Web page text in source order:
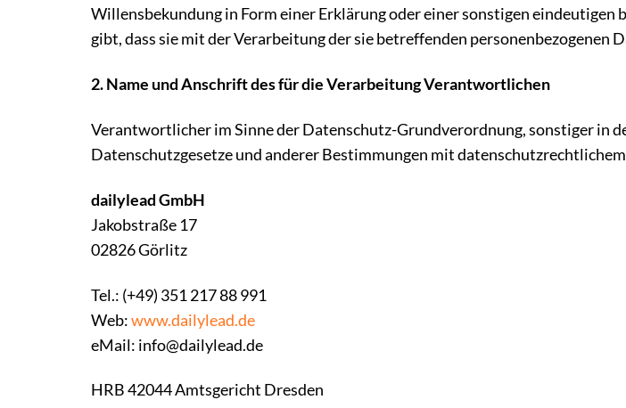
Willensbekundung in Form einer Erklärung oder einer sonstigen
gibt, dass sie mit der Verarbeitung der sie betreffenden personenbezogenen
2. Name und Anschrift des für die Verarbeitung Verantwortlichen
Verantwortlicher im Sinne der Datenschutz-Grundverordnung, sonstiger in
Datenschutzgesetze und anderer Bestimmungen mit
dailylead GmbH
Jakobstraße 17
02826 Görlitz
Tel.: (+49) 351 217 88 991
Web:www.dailylead.de
eMail: info@dailylead.de
HRB 42044 Amtsgericht Dresden